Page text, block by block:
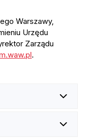
Warszawy,
Urzędu
Zarządu
.